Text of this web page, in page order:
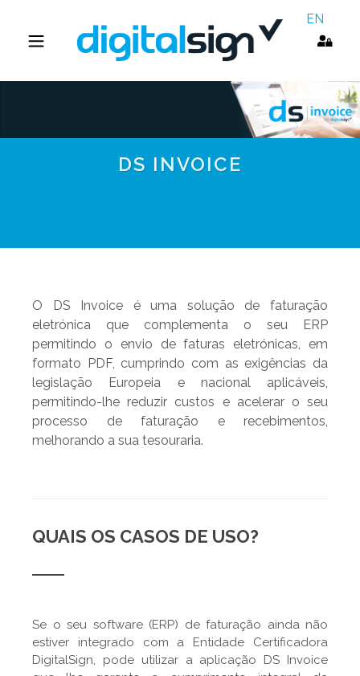
EN
DS INVOICE
O DS Invoice é uma solução de faturação
eletrónica que complementa o seu ERP
permitindo o envio de faturas eletrónicas, em
formato PDF, cumprindo com as exigências da
legislação Europeia e nacional aplicáveis,
permitindo-lhe reduzir custos e acelerar o seu
processo de faturação e recebimentos,
melhorando a sua tesouraria.
QUAIS OS CASOS DE USO?
Se o seu software (ERP) de faturação ainda não
estiver integrado com a Entidade Certificadora
DigitalSign, pode utilizar a aplicação DS Invoice